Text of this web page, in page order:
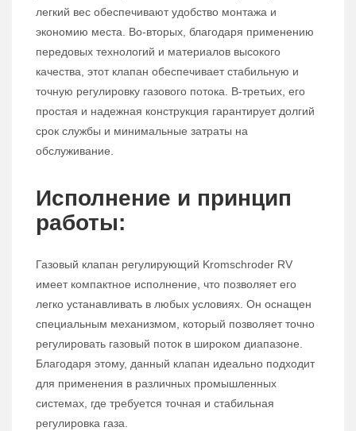
легкий вес обеспечивают удобство монтажа и
экономию места. Во-вторых, благодаря применению
передовых технологий и материалов высокого
качества, этот клапан обеспечивает стабильную и
точную регулировку газового потока. В-третьих, его
простая и надежная конструкция гарантирует долгий
срок службы и минимальные затраты на
обслуживание.
Исполнение и принцип
работы:
Газовый клапан регулирующий Kromschroder RV
имеет компактное исполнение, что позволяет его
легко устанавливать в любых условиях. Он оснащен
специальным механизмом, который позволяет точно
регулировать газовый поток в широком диапазоне.
Благодаря этому, данный клапан идеально подходит
для применения в различных промышленных
системах, где требуется точная и стабильная
регулировка газа.